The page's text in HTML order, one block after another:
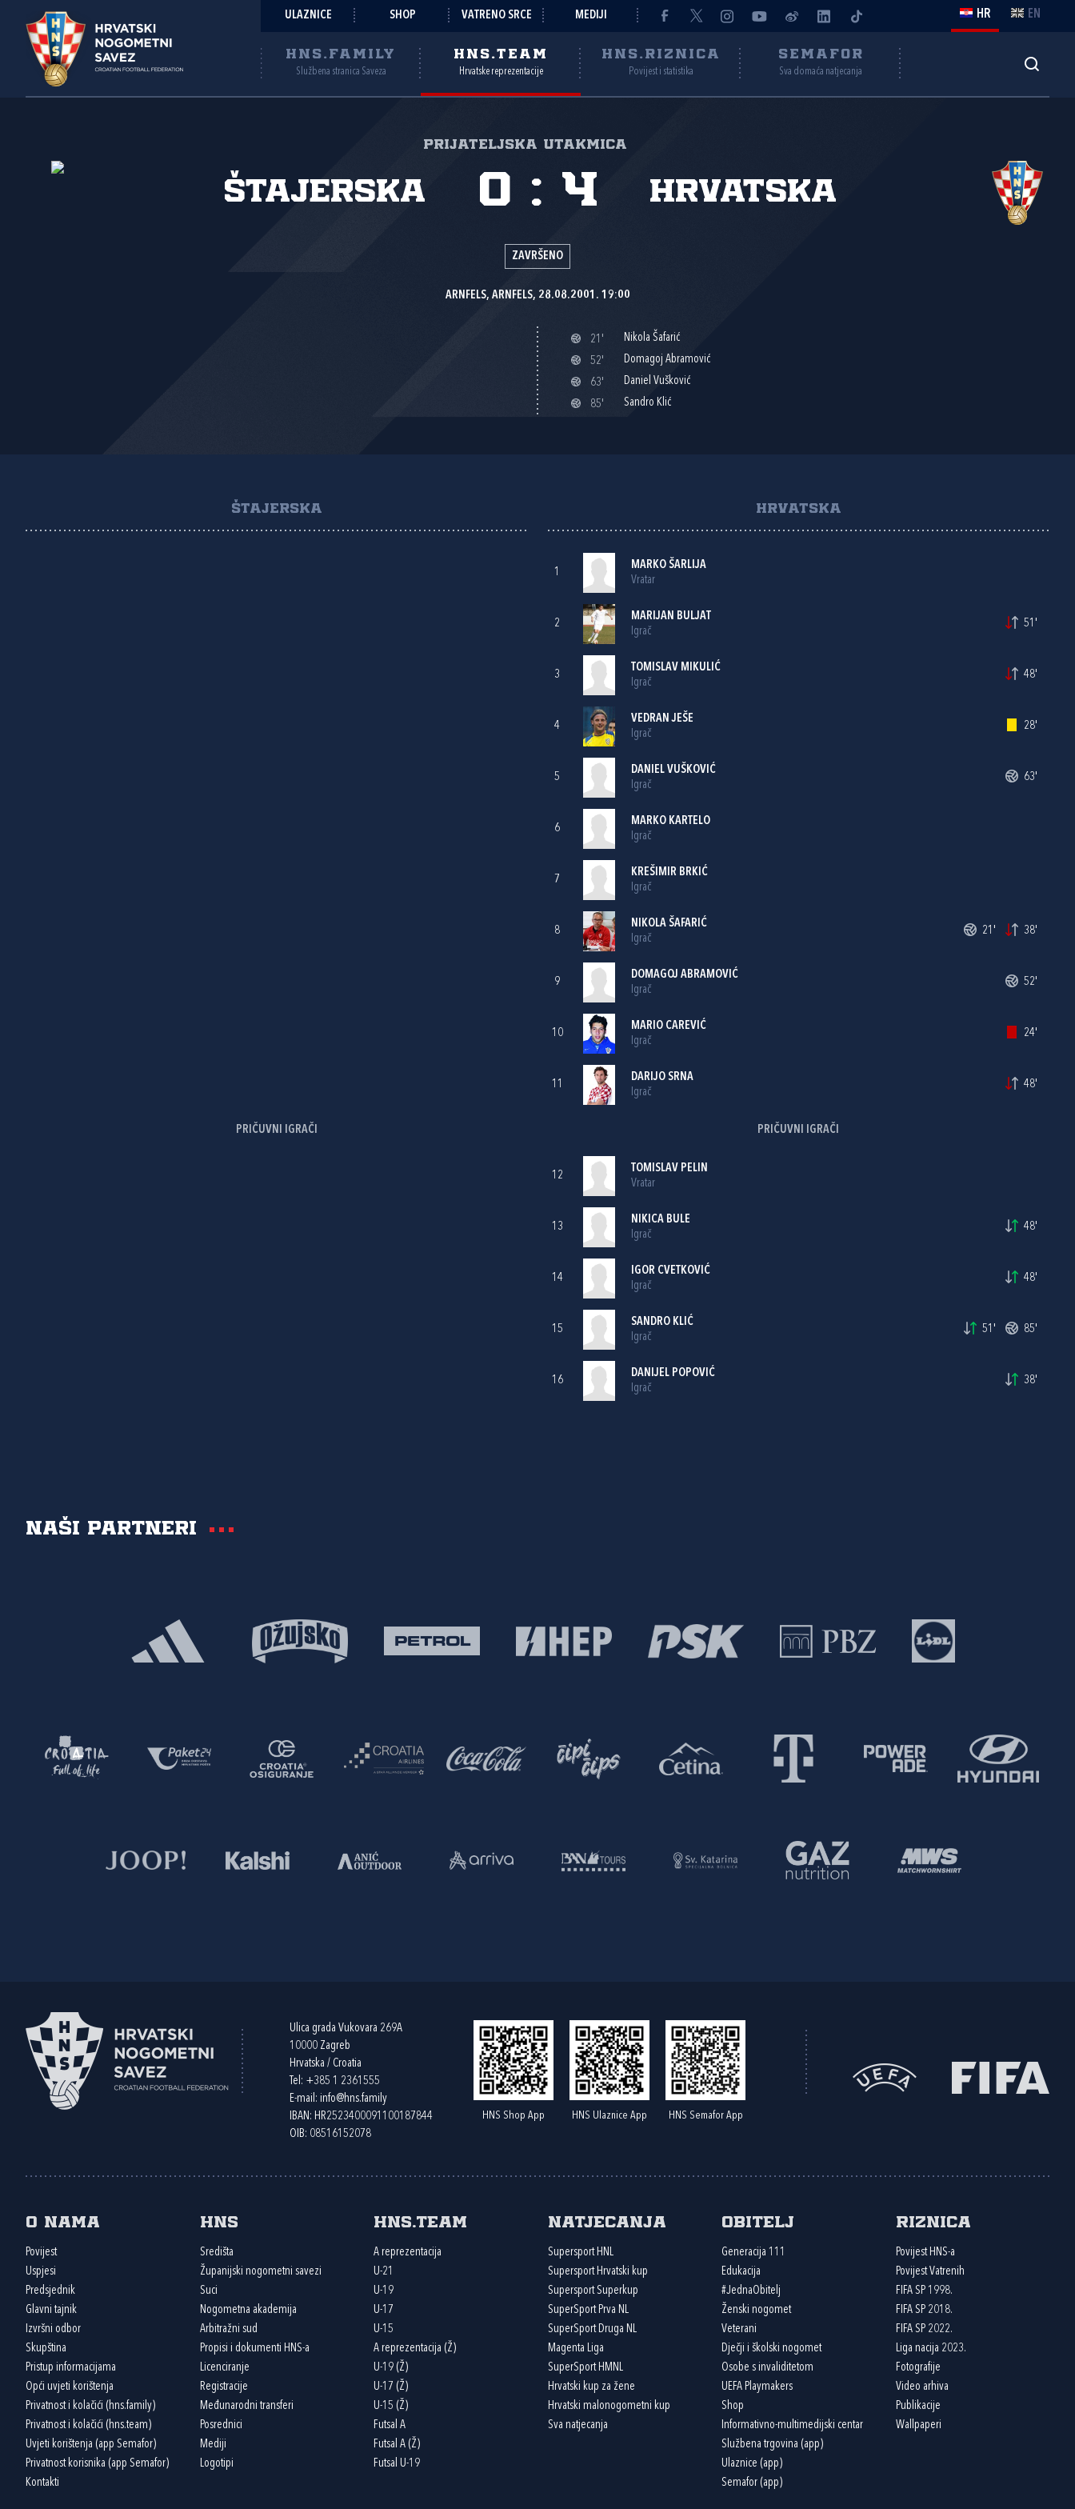
ULAZNICE SHOP VATRENO SRCE MEDIJI HR EN
HNS.FAMILY
Službena stranica Saveza
HNS.TEAM
Hrvatske reprezentacije
HNS.RIZNICA
Povijest i statistika
SEMAFOR
Sva domaća natjecanja
Prijateljska utakmica
Štajerska Hrvatska
0 : 4
ZAVRŠENO
ARNFELS, ARNFELS, 28.08.2001. 19:00
21'
Nikola Šafarić
52'
Domagoj Abramović
63'
Daniel Vušković
85'
Sandro Klić
ŠTAJERSKA
PRIČUVNI IGRAČI
HRVATSKA
1
MARKO ŠARLIJA
Vratar
2
MARIJAN BULJAT
Igrač
51'
3
TOMISLAV MIKULIĆ
Igrač
48'
4
VEDRAN JEŠE
Igrač
28'
5
DANIEL VUŠKOVIĆ
Igrač
63'
6
MARKO KARTELO
Igrač
7
KREŠIMIR BRKIĆ
Igrač
8
NIKOLA ŠAFARIĆ
Igrač
21' 38'
9
DOMAGOJ ABRAMOVIĆ
Igrač
52'
10
MARIO CAREVIĆ
Igrač
24'
11
DARIJO SRNA
Igrač
48'
PRIČUVNI IGRAČI
12
TOMISLAV PELIN
Vratar
13
NIKICA BULE
Igrač
48'
14
IGOR CVETKOVIĆ
Igrač
48'
15
SANDRO KLIĆ
Igrač
51' 85'
16
DANIJEL POPOVIĆ
Igrač
38'
Naši partneri
Ulica grada Vukovara 269A
10000 Zagreb
Hrvatska / Croatia
Tel: +385 1 2361555
E-mail: info@hns.family
IBAN: HR2523400091100187844
OIB: 08516152078
HNS Shop App HNS Ulaznice App HNS Semafor App
O nama
Povijest
Uspjesi
Predsjednik
Glavni tajnik
Izvršni odbor
Skupština
Pristup informacijama
Opći uvjeti korištenja
Privatnost i kolačići (hns.family)
Privatnost i kolačići (hns.team)
Uvjeti korištenja (app Semafor)
Privatnost korisnika (app Semafor)
Kontakti
HNS
Središta
Županijski nogometni savezi
Suci
Nogometna akademija
Arbitražni sud
Propisi i dokumenti HNS-a
Licenciranje
Registracije
Međunarodni transferi
Posrednici
Mediji
Logotipi
HNS.team
A reprezentacija
U-21
U-19
U-17
U-15
A reprezentacija (Ž)
U-19 (Ž)
U-17 (Ž)
U-15 (Ž)
Futsal A
Futsal A (Ž)
Futsal U-19
Natjecanja
Supersport HNL
Supersport Hrvatski kup
Supersport Superkup
SuperSport Prva NL
SuperSport Druga NL
Magenta Liga
SuperSport HMNL
Hrvatski kup za žene
Hrvatski malonogometni kup
Sva natjecanja
Obitelj
Generacija 111
Edukacija
#JednaObitelj
Ženski nogomet
Veterani
Dječji i školski nogomet
Osobe s invaliditetom
UEFA Playmakers
Shop
Informativno-multimedijski centar
Službena trgovina (app)
Ulaznice (app)
Semafor (app)
Riznica
Povijest HNS-a
Povijest Vatrenih
FIFA SP 1998.
FIFA SP 2018.
FIFA SP 2022.
Liga nacija 2023.
Fotografije
Video arhiva
Publikacije
Wallpaperi